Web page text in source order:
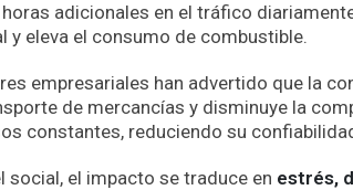
adicionales en el tráfico
y eleva el consumo de combustible.
empresariales han advertido que la
de mercancías y disminuye la
constantes, reduciendo su
social, el impacto se traduce en estrés,